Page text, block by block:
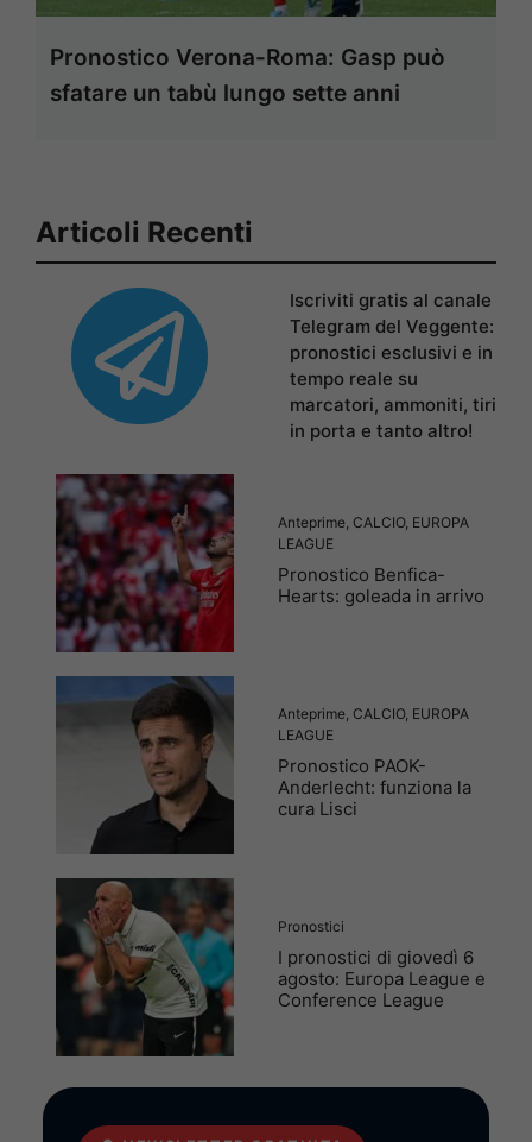
Pronostico Verona-Roma: Gasp può
sfatare un tabù lungo sette anni
Articoli Recenti
Iscriviti gratis al canale
Telegram del Veggente:
pronostici esclusivi e in
tempo reale su
marcatori, ammoniti, tiri
in porta e tanto altro!
Anteprime, CALCIO, EUROPA
LEAGUE
Pronostico Benfica-
Hearts: goleada in arrivo
Anteprime, CALCIO, EUROPA
LEAGUE
Pronostico PAOK-
Anderlecht: funziona la
cura Lisci
Pronostici
I pronostici di giovedì 6
agosto: Europa League e
Conference League